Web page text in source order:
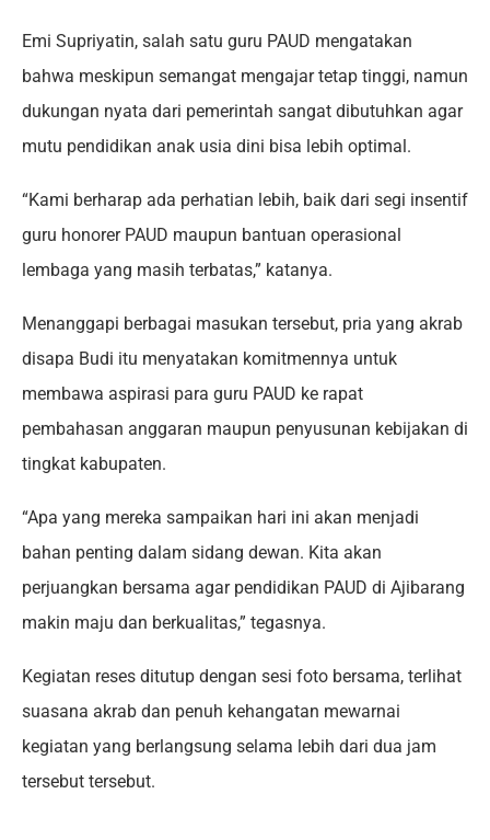
Emi Supriyatin, salah satu guru PAUD mengatakan
bahwa meskipun semangat mengajar tetap tinggi, namun
dukungan nyata dari pemerintah sangat dibutuhkan agar
mutu pendidikan anak usia dini bisa lebih optimal.
“Kami berharap ada perhatian lebih, baik dari segi insentif
guru honorer PAUD maupun bantuan operasional
lembaga yang masih terbatas,” katanya.
Menanggapi berbagai masukan tersebut, pria yang akrab
disapa Budi itu menyatakan komitmennya untuk
membawa aspirasi para guru PAUD ke rapat
pembahasan anggaran maupun penyusunan kebijakan di
tingkat kabupaten.
“Apa yang mereka sampaikan hari ini akan menjadi
bahan penting dalam sidang dewan. Kita akan
perjuangkan bersama agar pendidikan PAUD di Ajibarang
makin maju dan berkualitas,” tegasnya.
Kegiatan reses ditutup dengan sesi foto bersama, terlihat
suasana akrab dan penuh kehangatan mewarnai
kegiatan yang berlangsung selama lebih dari dua jam
tersebut tersebut.